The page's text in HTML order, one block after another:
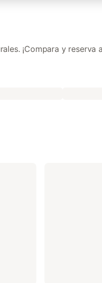
¡Compara y reserva